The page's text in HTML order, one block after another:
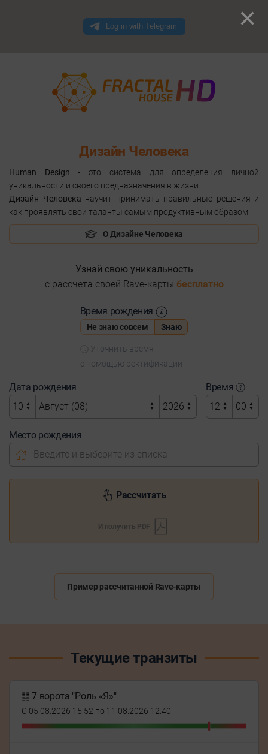
Дизайн Человека
Human Design - это система для определения личной
уникальности и своего предназначения в жизни.
Дизайн Человека научит принимать правильные решения и
как проявлять свои таланты самым продуктивным образом.
О Дизайне Человека
Узнай свою уникальность
с расcчета своей Rave-карты бесплатно
Время рождения
Не знаю совсем Знаю
Уточнить время
с помощью ректификации
Дата рождения Время
Место рождения
Рассчитать
И получить PDF
Пример рассчитанной Rave-карты
Текущие транзиты
䷆ 7 ворота "Роль «Я»"
С 05.08.2026 15:52 по 11.08.2026 12:40
×